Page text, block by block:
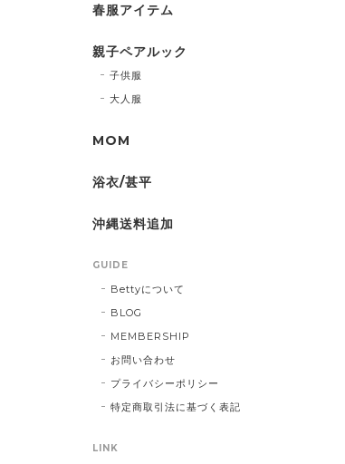
春服アイテム
親子ペアルック
子供服
大人服
MOM
浴衣/甚平
沖縄送料追加
GUIDE
Bettyについて
BLOG
MEMBERSHIP
お問い合わせ
プライバシーポリシー
特定商取引法に基づく表記
LINK